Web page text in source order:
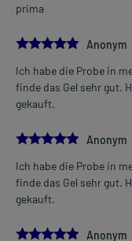
prima
5.0Anonym
Ich habe die Probe in
finde das Gel sehr gut.
gekauft.
5.0Anonym
Ich habe die Probe in
finde das Gel sehr gut.
gekauft.
5.0Anonym